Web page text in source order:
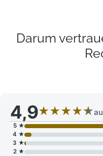
Darum
4,9★★★★★
5 ★
4 ★
3 ★
2 ★